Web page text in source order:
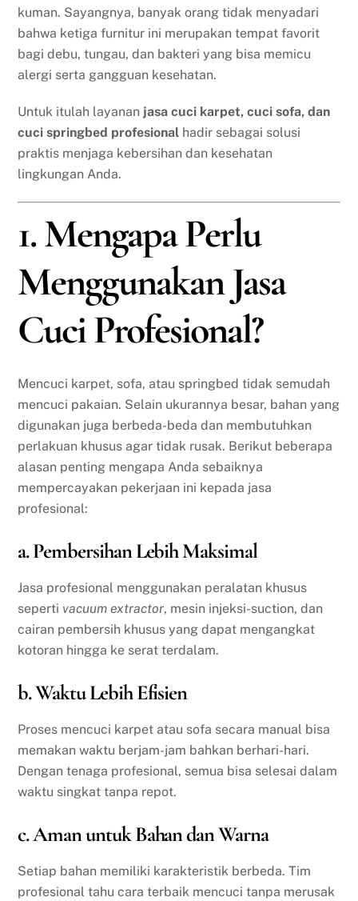
kuman. Sayangnya, banyak orang tidak menyadari
bahwa ketiga furnitur ini merupakan tempat favorit
bagi debu, tungau, dan bakteri yang bisa memicu
alergi serta gangguan kesehatan.
Untuk itulah layanan jasa cuci karpet, cuci sofa, dan
cuci springbed profesional hadir sebagai solusi
praktis menjaga kebersihan dan kesehatan
lingkungan Anda.
1. Mengapa Perlu
Menggunakan Jasa
Cuci Profesional?
Mencuci karpet, sofa, atau springbed tidak semudah
mencuci pakaian. Selain ukurannya besar, bahan yang
digunakan juga berbeda-beda dan membutuhkan
perlakuan khusus agar tidak rusak. Berikut beberapa
alasan penting mengapa Anda sebaiknya
mempercayakan pekerjaan ini kepada jasa
profesional:
a. Pembersihan Lebih Maksimal
Jasa profesional menggunakan peralatan khusus
seperti vacuum extractor, mesin injeksi-suction, dan
cairan pembersih khusus yang dapat mengangkat
kotoran hingga ke serat terdalam.
b. Waktu Lebih Efisien
Proses mencuci karpet atau sofa secara manual bisa
memakan waktu berjam-jam bahkan berhari-hari.
Dengan tenaga profesional, semua bisa selesai dalam
waktu singkat tanpa repot.
c. Aman untuk Bahan dan Warna
Setiap bahan memiliki karakteristik berbeda. Tim
profesional tahu cara terbaik mencuci tanpa merusak